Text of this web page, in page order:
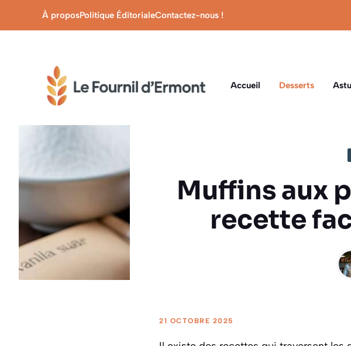
À proposPolitique ÉditorialeContactez-nous !
Accueil Desserts
Muffins aux
recette
21 OCTOBRE 2025